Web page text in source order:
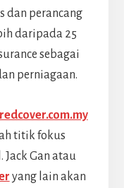
dan perancang
daripada 25
sebagai
perniagaan.
titik fokus
Gan atau
yang lain akan